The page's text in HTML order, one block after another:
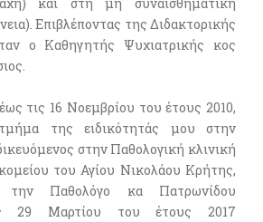
Επιβλέποντας της Διδακτορικής
ο Καθηγητής Ψυχιατρικής κος
τις 16 Νοεμβρίου του έτους 2010,
της ειδικότητάς μου στην
στην Παθολογική κλινική
του Αγίου Νικολάου Κρήτης,
την Παθολόγο κα Πατρωνίδου
29 Μαρτίου του έτους 2017